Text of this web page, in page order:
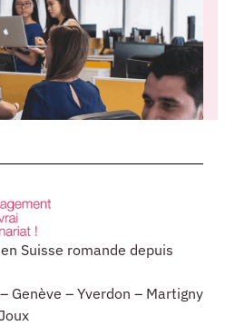
Suisse romande depuis
Genève – Yverdon – Martigny